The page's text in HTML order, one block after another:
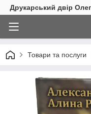
Друкарський двір
Товари та послуги